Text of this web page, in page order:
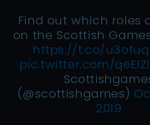
Find out which roles
on the Scottish
https://t.co/
pic.twitter.com/
(@scottishgames)
2019